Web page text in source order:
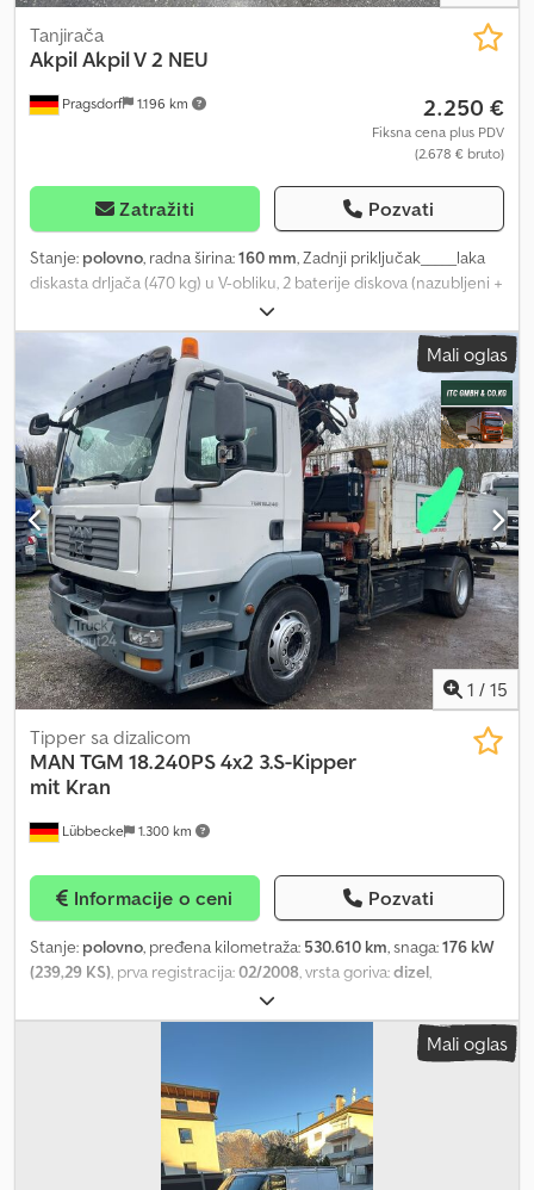
Pragsdorf 1.196 km
Tanjirača
AkpilAkpil V 2 NEU
2.250 €
Fiksna cena plus PDV
(2.678 € bruto)
Zatražiti Pozvati
Stanje: polovno, radna širina:160 mm, Zadnji priključak_____laka
diskasta drljača (470 kg) u V-obliku, 2 baterije diskova (nazubljeni +
glatki), ugao podešavanja 0-22°, moguće kačenje na trotačku
kategorije 1 i 2, - odmah spremna za upotrebu i dostupna! Takođe
dostupna u radnim širinama 1,40 / 1,60 i 1,80 m! Lokacija skladišta:
17094 Pragsdorf Cedpfx Aown St Ejqleha
Mali oglas
1 / 15
Lübbecke 1.300 km
Tipper sa dizalicom
MAN TGM 18.240PS 4x2 3.S-Kipper
mit Kran
Informacije o ceni Pozvati
Stanje: polovno, pređena kilometraža: 530.610 km, snaga:176 kW
(239,29 KS), prva registracija:02/2008, vrsta goriva:dizel,
, gorivo:dizel
mehanički, emisioni razred:euro4, Godina proizvodnje:2008,
ABS, EBS (Elektronski kočioni sistem), dizalica, klima
oprema = - Klima uređaj - Filter čestica - Klizni ili panoramski krov -
Klapna za zaštitu od sunca = Napomene = MAN TGM 18.240 4x2
kipersko vozilo 3-strani kiperi M-kuća ZF menjač Lisnato/lisnato
oslanjanje AP-osovina Diferencijal sa blokadom Kugla za vuču +
Mali oglas